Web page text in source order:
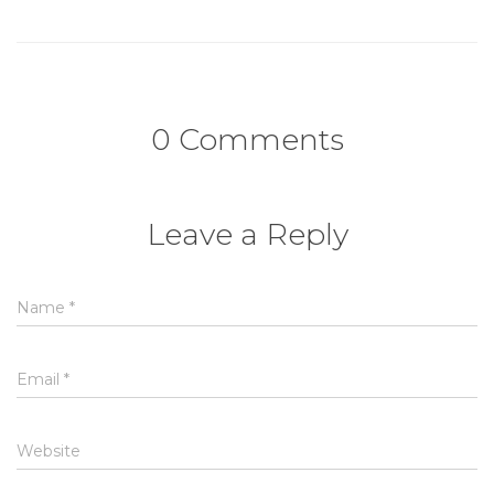
0 Comments
Leave a Reply
Name *
Email *
Website